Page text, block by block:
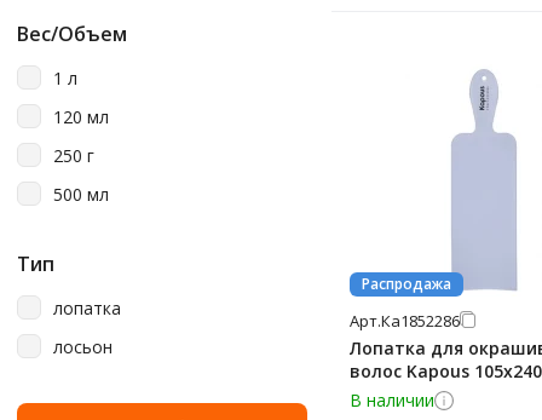
Вес/Объем
1 л
120 мл
250 г
500 мл
Тип
лопатка
лосьон
Распродажа
Арт.Ка1852286
Лопатка для
волос Kapous
В наличии